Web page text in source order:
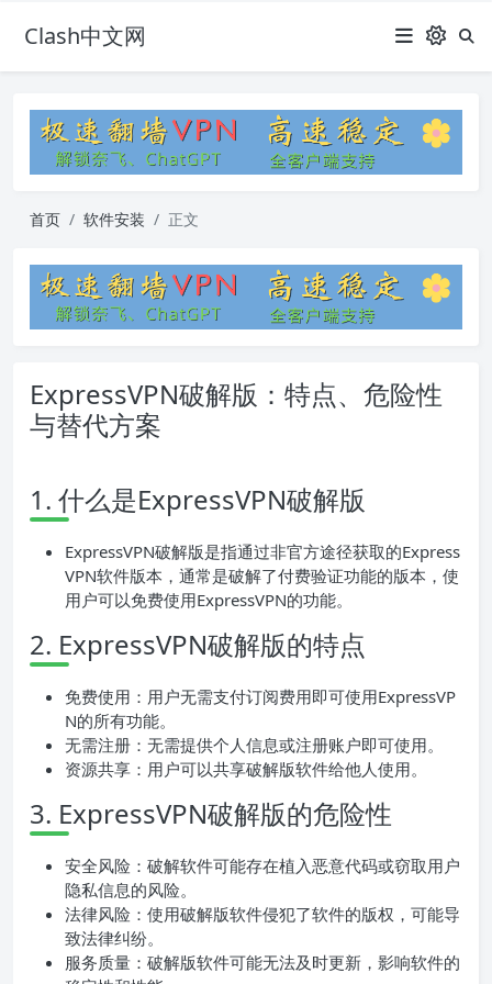
Clash中文网
首页 软件安装 正文
ExpressVPN破解版：特点、危险性
与替代方案
1. 什么是ExpressVPN破解版
ExpressVPN破解版是指通过非官方途径获取的Express
VPN软件版本，通常是破解了付费验证功能的版本，使
用户可以免费使用ExpressVPN的功能。
2. ExpressVPN破解版的特点
免费使用：用户无需支付订阅费用即可使用ExpressVP
N的所有功能。
无需注册：无需提供个人信息或注册账户即可使用。
资源共享：用户可以共享破解版软件给他人使用。
3. ExpressVPN破解版的危险性
安全风险：破解软件可能存在植入恶意代码或窃取用户
隐私信息的风险。
法律风险：使用破解版软件侵犯了软件的版权，可能导
致法律纠纷。
服务质量：破解版软件可能无法及时更新，影响软件的